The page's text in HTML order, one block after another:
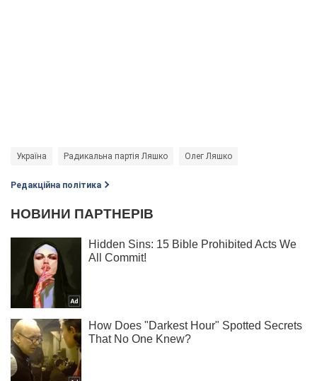
Україна Радикальна партія Ляшко Олег Ляшко
Редакційна політика